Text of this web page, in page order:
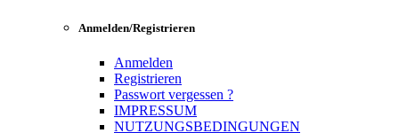
Anmelden/Registrieren
Anmelden
Registrieren
Passwort vergessen ?
IMPRESSUM
NUTZUNGSBEDINGUNGEN